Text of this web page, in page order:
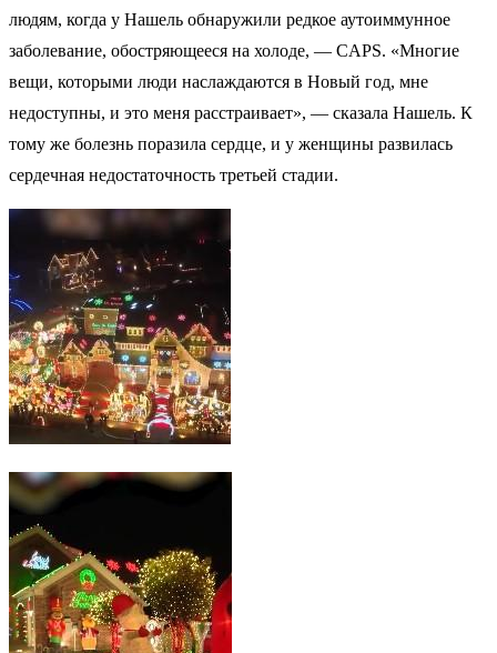
людям, когда у Нашель обнаружили редкое аутоиммунное
заболевание, обостряющееся на холоде, — CAPS. «Многие
вещи, которыми люди наслаждаются в Новый год, мне
недоступны, и это меня расстраивает», — сказала Нашель. К
тому же болезнь поразила сердце, и у женщины развилась
сердечная недостаточность третьей стадии.